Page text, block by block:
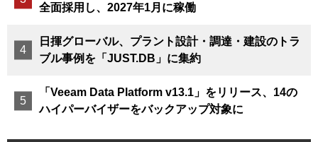
全面採用し、2027年1月に稼働
日揮グローバル、プラント設計・調達・建設のトラ
ブル事例を「JUST.DB」に集約
「Veeam Data Platform v13.1」をリリース、14の
ハイパーバイザーをバックアップ対象に